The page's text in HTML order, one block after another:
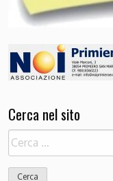
Cerca nel sito
Ricerca
per: